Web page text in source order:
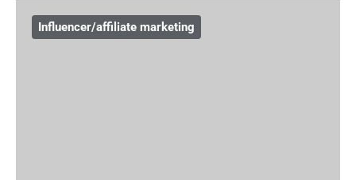
Influencer/affiliate marketing